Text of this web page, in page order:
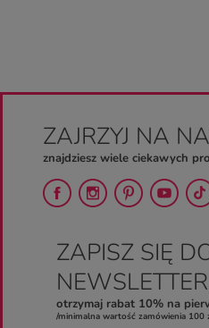
ZAJRZYJ NA
znajdziesz wiele ciekawych
ZAPISZ SIĘ
otrzymaj rabat 10% na
/minimalna wartość zamówienia 100